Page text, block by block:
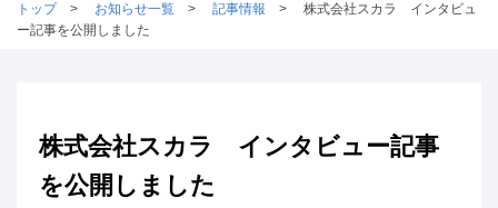
トップ お知らせ一覧 記事情報
株式会社スカラ インタビュ
ー記事を公開しました
株式会社スカラ インタビュー記事
を公開しました